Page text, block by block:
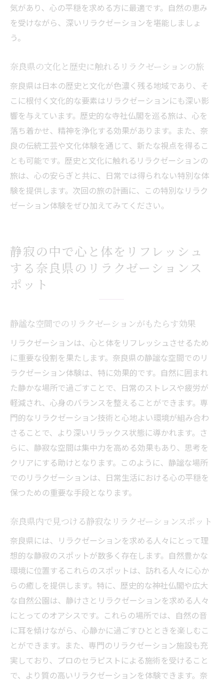
奈良県内で見つける癒しのリラクゼーショ
の効果
奈良県で心が穏やかになるリラクゼーショ
ン体験
リラクゼーションを深めるための穏やかな
場所選び
穏やかな空間で心を解放するリラクゼーシ
ョン
奈良県で心身ともにリラックスできるリラクゼ
ーションの秘密
心身ともにリラックスできるリラクゼーシ
癒しの秘密
リラクゼーションの効果を最大限に引き出
力
リラクゼーションの秘密を体感する奈良県
の旅
奈良県でのリラックス体験がもたらす充実
感
奈良県で心から癒されるためのリラクゼーショ
ン術を探る
奈良県で心から癒されるためのリラクゼー
ション法
癒しを求めるための奈良県のリラクゼーシ
ョン術
リラクゼーションで心の平穏を得るための
ンテクニック
リラクゼーションの秘技で心を癒す奈良県
の旅
心からの癒しを求めるリラクゼーションの
方法
気があり、心の平穏を求める方に最適です。自然の恵み
を受けながら、深いリラクゼーションを堪能しましょ
う。
奈良県の文化と歴史に触れるリラクゼーションの旅
奈良県は日本の歴史と文化が色濃く残る地域であり、そ
こに根付く文化的な要素はリラクゼーションにも深い影
響を与えています。歴史的な寺社仏閣を巡る旅は、心を
落ち着かせ、精神を浄化する効果があります。また、奈
良の伝統工芸や文化体験を通じて、新たな視点を得るこ
とも可能です。歴史と文化に触れるリラクゼーションの
旅は、心の安らぎと共に、日常では得られない特別な体
験を提供します。次回の旅の計画に、この特別なリラク
ゼーション体験をぜひ加えてみてください。
静寂の中で心と体をリフレッシュ
する奈良県のリラクゼーションス
ポット
静謐な空間でのリラクゼーションがもたらす効果
リラクゼーションは、心と体をリフレッシュさせるため
に重要な役割を果たします。奈良県の静謐な空間でのリ
ラクゼーション体験は、特に効果的です。自然に囲まれ
た静かな場所で過ごすことで、日常のストレスや疲労が
軽減され、心身のバランスを整えることができます。専
門的なリラクゼーション技術と心地よい環境が組み合わ
さることで、より深いリラックス状態に導かれます。さ
らに、静寂な空間は集中力を高める効果もあり、思考を
クリアにする助けとなります。このように、静謐な場所
でのリラクゼーションは、日常生活における心の平穏を
保つための重要な手段となります。
奈良県内で見つける静寂なリラクゼーションスポット
奈良県には、リラクゼーションを求める人々にとって理
想的な静寂のスポットが数多く存在します。自然豊かな
環境に位置するこれらのスポットは、訪れる人々に心か
らの癒しを提供します。特に、歴史的な神社仏閣や広大
な自然公園は、静けさとリラクゼーションを求める人々
にとってのオアシスです。これらの場所では、自然の音
に耳を傾けながら、心静かに過ごすひとときを楽しむこ
とができます。また、専門のリラクゼーション施設も充
実しており、プロのセラピストによる施術を受けること
で、より質の高いリラクゼーションを体験できます。奈